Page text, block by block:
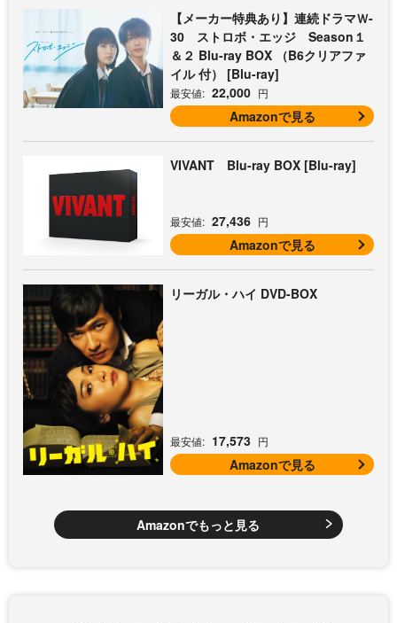
【メーカー特典あり】連続ドラマＷ-
30 ストロボ・エッジ Season１
＆２ Blu-ray BOX （B6クリアファ
イル 付） [Blu-ray]
最安値: 22,000 円
Amazonで見る
VIVANT Blu-ray BOX [Blu-ray]
最安値: 27,436 円
Amazonで見る
リーガル・ハイ DVD-BOX
最安値: 17,573 円
Amazonで見る
Amazonでもっと見る